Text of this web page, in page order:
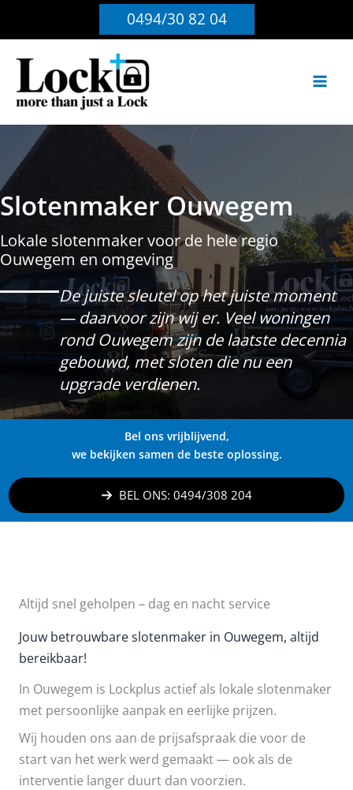
0494/30 82 04
Slotenmaker Ouwegem
Lokale slotenmaker voor de hele regio
Ouwegem en omgeving
De juiste sleutel op het juiste moment
— daarvoor zijn wij er. Veel woningen
rond Ouwegem zijn de laatste decennia
gebouwd, met sloten die nu een
upgrade verdienen.
Bel ons vrijblijvend,
we bekijken samen de beste oplossing.
BEL ONS: 0494/308 204
Altijd snel geholpen – dag en nacht service
Jouw betrouwbare slotenmaker in Ouwegem, altijd
bereikbaar!
In Ouwegem is Lockplus actief als lokale slotenmaker
met persoonlijke aanpak en eerlijke prijzen.
Wij houden ons aan de prijsafspraak die voor de
start van het werk werd gemaakt — ook als de
interventie langer duurt dan voorzien.